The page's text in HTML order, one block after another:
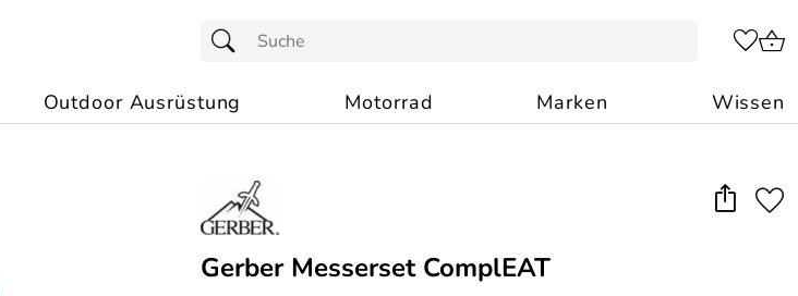
Outdoor Ausrüstung Motorrad Marken Wissen
Gerber Messerset ComplEAT